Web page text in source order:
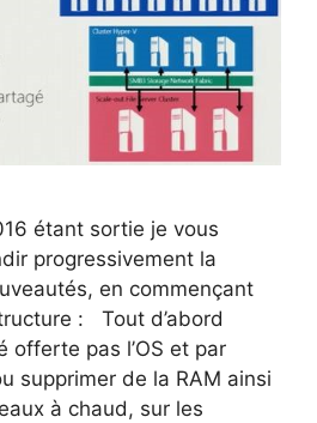
étant sortie je vous
progressivement la
en commençant
: Tout d’abord
offerte pas l’OS et par
supprimer de la RAM ainsi
à chaud, sur les